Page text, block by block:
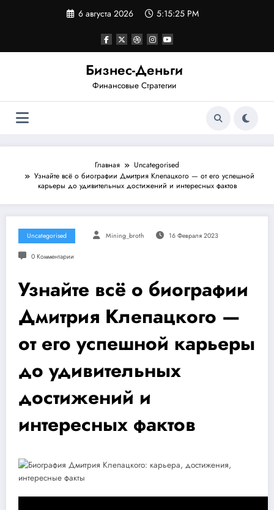
6 августа 2026 5:15:26 PM
Бизнес-Деньги
Финансовые Стратегии
Главная
Uncategorised
Узнайте всё о биографии Дмитрия Клепацкого — от его успешной
карьеры до удивительных достижений и интересных фактов
Uncategorised Mining_broth 16 Февраля 2023
0 Комментарии
Узнайте всё о биографии
Дмитрия Клепацкого —
от его успешной карьеры
до удивительных
достижений и
интересных фактов